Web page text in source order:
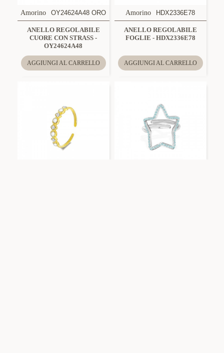
Amorino OY24624A48 ORO
ANELLO REGOLABILE
CUORE CON STRASS -
OY24624A48
AGGIUNGI AL CARRELLO
Amorino HDX2336E78
ANELLO REGOLABILE
FOGLIE - HDX2336E78
AGGIUNGI AL CARRELLO